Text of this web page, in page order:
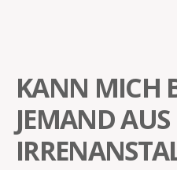
KANN MICH
JEMAND AUS